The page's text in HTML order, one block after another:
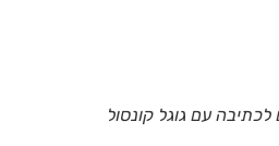
עם גוגל קונסול